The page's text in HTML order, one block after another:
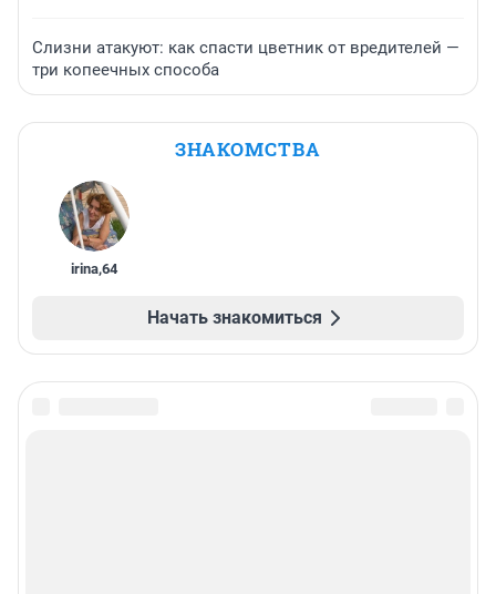
Слизни атакуют: как спасти цветник от вредителей —
три копеечных способа
ЗНАКОМСТВА
irina,64
Начать знакомиться